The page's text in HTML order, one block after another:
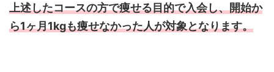
上述したコースの方で痩せる目的で入会し、開始か
ら1ヶ月1kgも痩せなかった人が対象となります。